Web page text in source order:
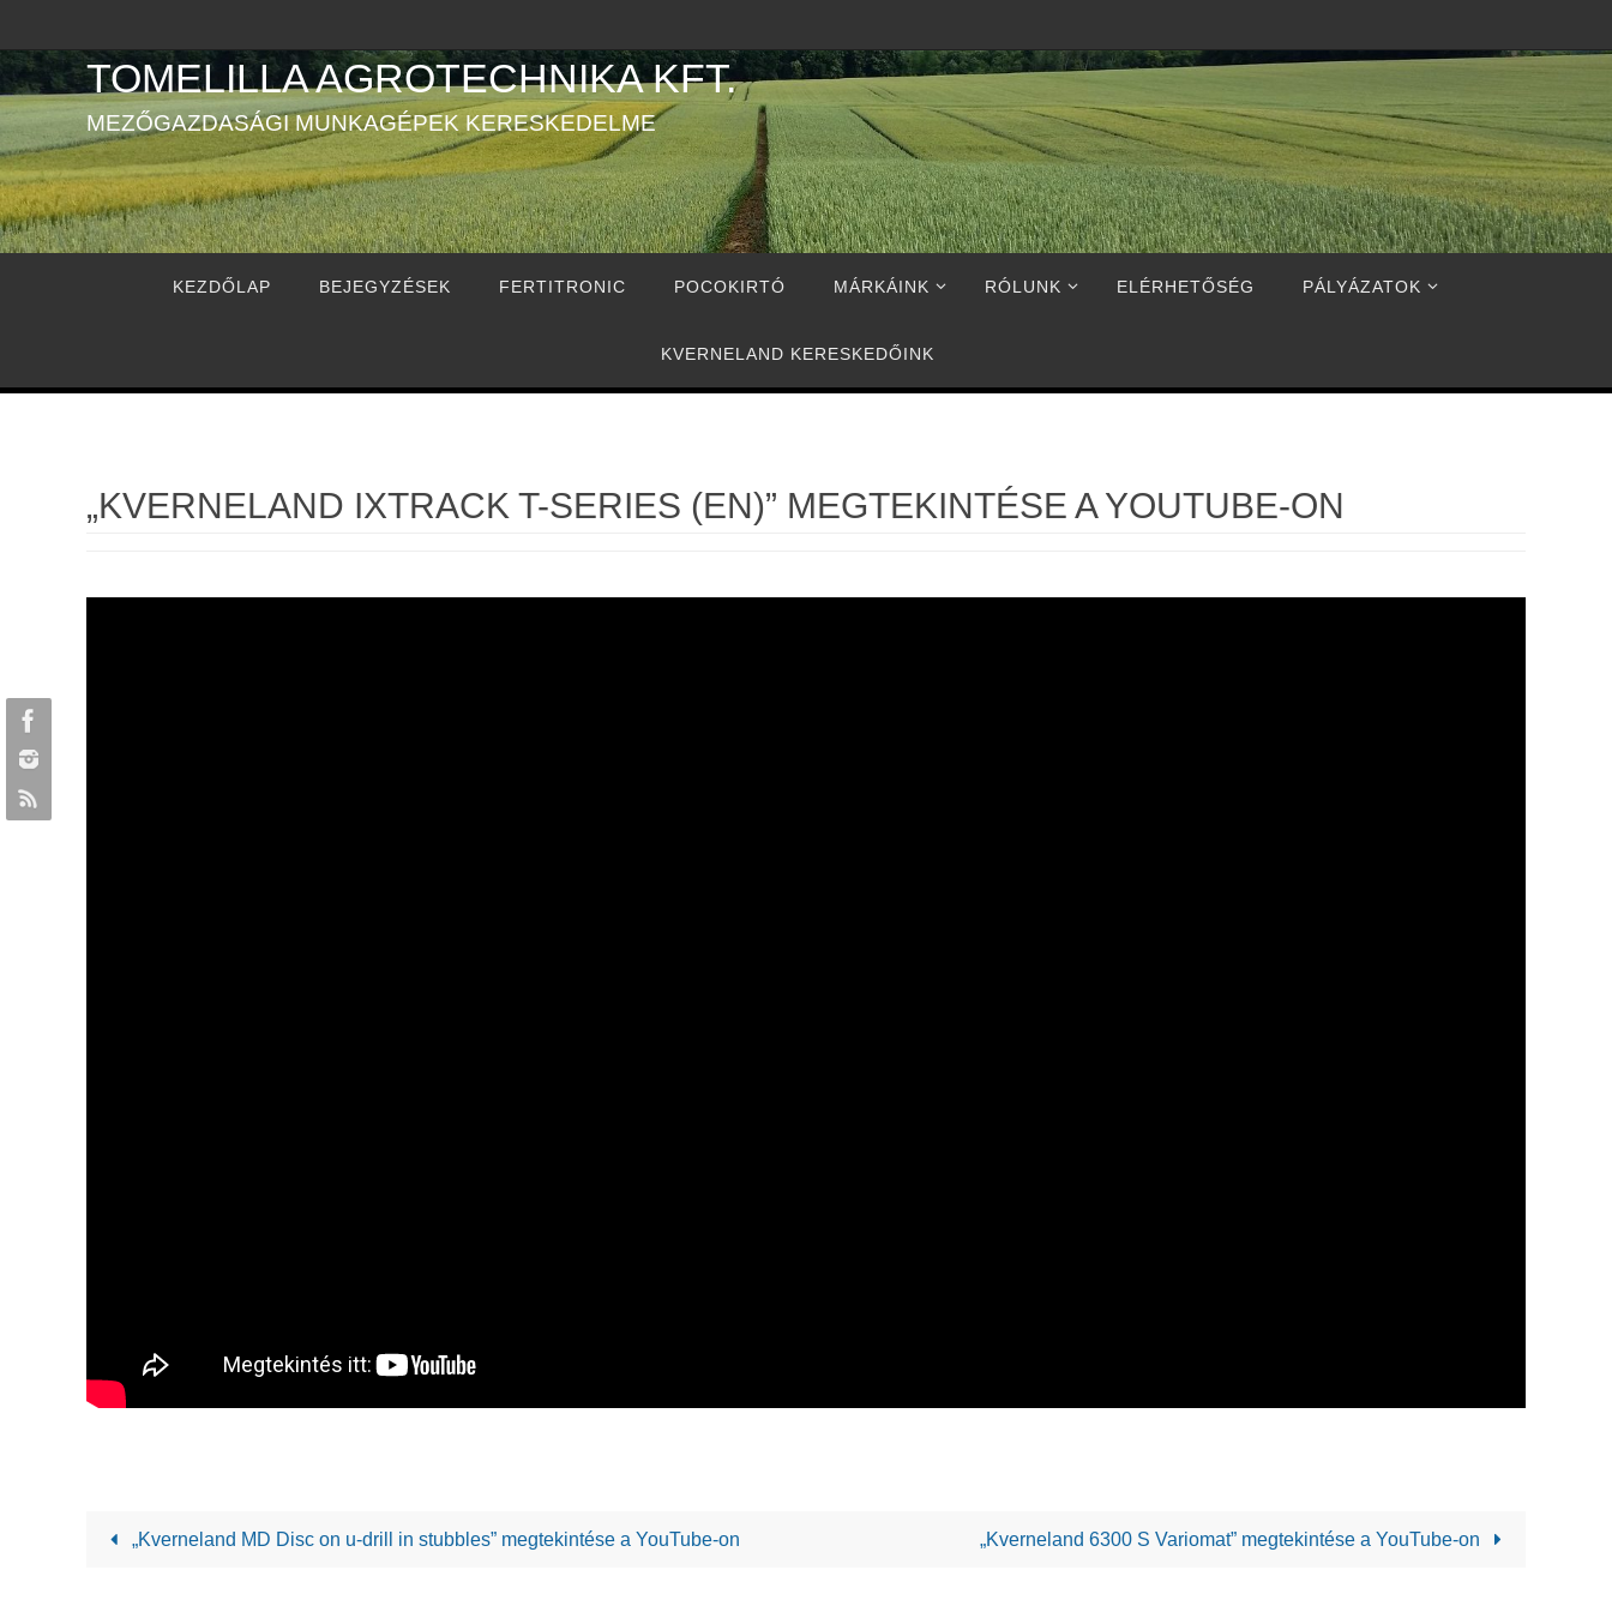
TOMELILLA AGROTECHNIKA KFT.
MEZŐGAZDASÁGI MUNKAGÉPEK KERESKEDELME
KEZDŐLAP
BEJEGYZÉSEK FERTITRONIC POCOKIRTÓ MÁRKÁINK RÓLUNK ELÉRHETŐSÉG PÁLYÁZATOK
KVERNELAND KERESKEDŐINK
„KVERNELAND IXTRACK T-SERIES (EN)” MEGTEKINTÉSE A YOUTUBE-ON
„Kverneland MD Disc on u-drill in stubbles” megtekintése a YouTube-on „Kverneland 6300 S Variomat” megtekintése a YouTube-on